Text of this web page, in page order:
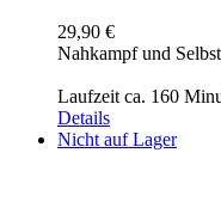
29,90 €
Nahkampf und
Laufzeit ca. 160
Details
Nicht auf Lager